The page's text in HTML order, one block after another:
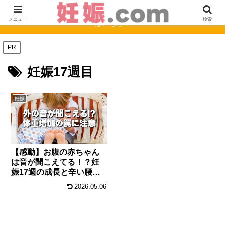
【完全保存版】妊娠0週〜40週のママの症状と赤ちゃんの成長まとめ
はこちら！
PR
妊娠17週目
妊娠
【感動】お腹の赤ちゃん
は音が聞こえてる！？妊
娠17週の成長と辛い腰痛
2026.05.06
メニュー 検索